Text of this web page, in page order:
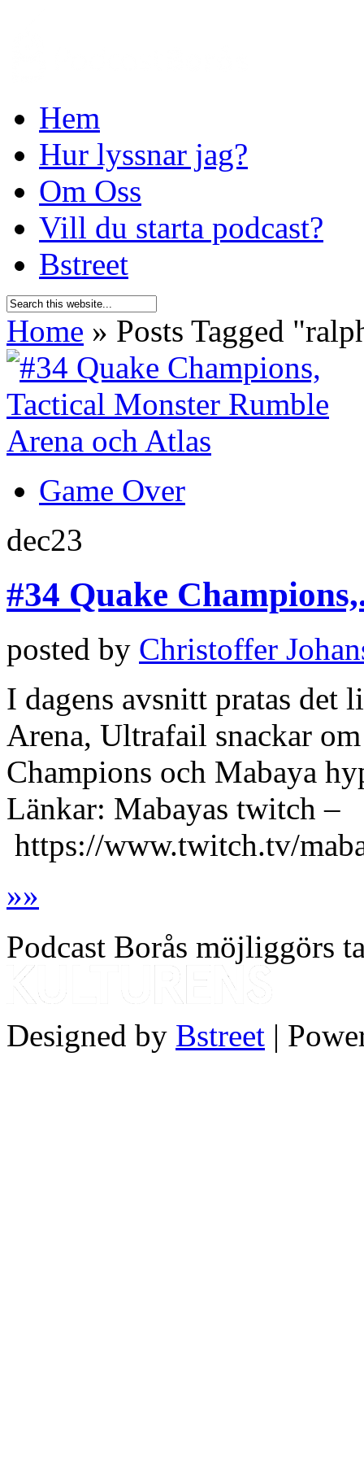
Hem
Hur lyssnar jag?
Om Oss
Vill du starta podcast?
Bstreet
Home » Posts Tagged "
Game Over
dec23
#34 Quake
posted by Christoffer
I dagens avsnitt pratas det
Arena, Ultrafail snackar
Champions och Mabaya
Länkar: Mabayas twitch –
https://www.twitch.tv/
»»
Podcast Borås möjliggörs
Designed by Bstreet |